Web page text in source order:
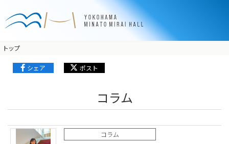
トップ
シェア ポスト
コラム
コラム